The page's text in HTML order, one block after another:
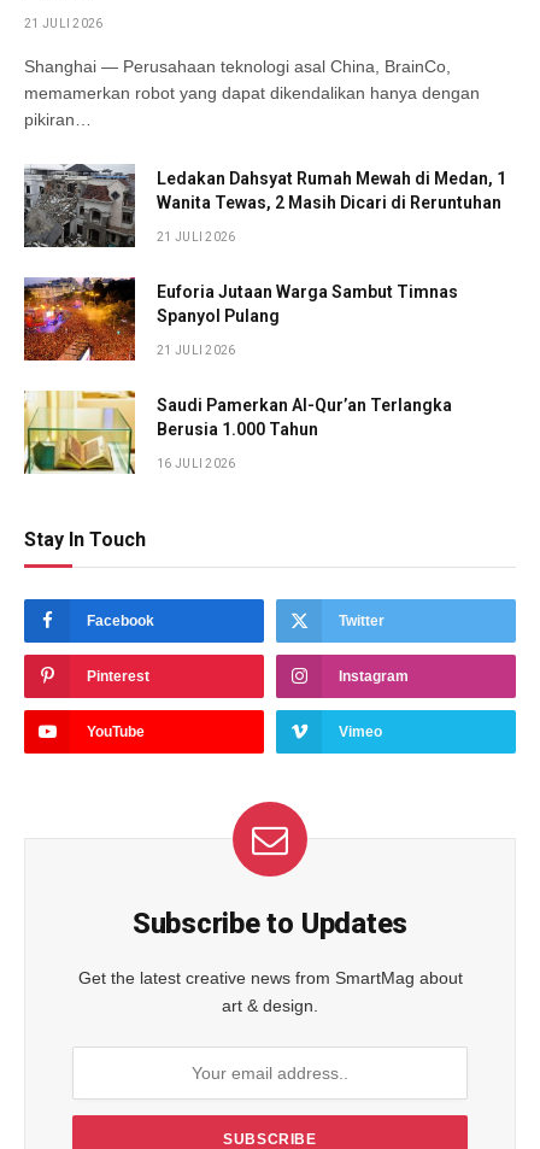
21 JULI 2026
Shanghai — Perusahaan teknologi asal China, BrainCo,
memamerkan robot yang dapat dikendalikan hanya dengan
pikiran…
Ledakan Dahsyat Rumah Mewah di Medan, 1
Wanita Tewas, 2 Masih Dicari di Reruntuhan
21 JULI 2026
Euforia Jutaan Warga Sambut Timnas
Spanyol Pulang
21 JULI 2026
Saudi Pamerkan Al-Qur’an Terlangka
Berusia 1.000 Tahun
16 JULI 2026
Stay In Touch
Facebook Twitter
Pinterest Instagram
YouTube Vimeo
Subscribe to Updates
Get the latest creative news from SmartMag about
art & design.